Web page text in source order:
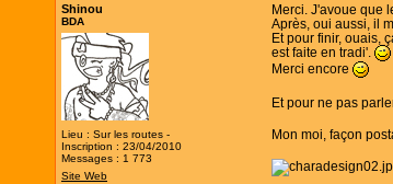
Shinou
BDA
Lieu : Sur les routes -
Inscription : 23/04/2010
Messages : 1 773
Site Web
Merci. J'avoue que
Après, oui aussi, il
Et pour finir, ouais,
est faite en tradi'.
Merci encore
Et pour ne pas
Mon moi, façon